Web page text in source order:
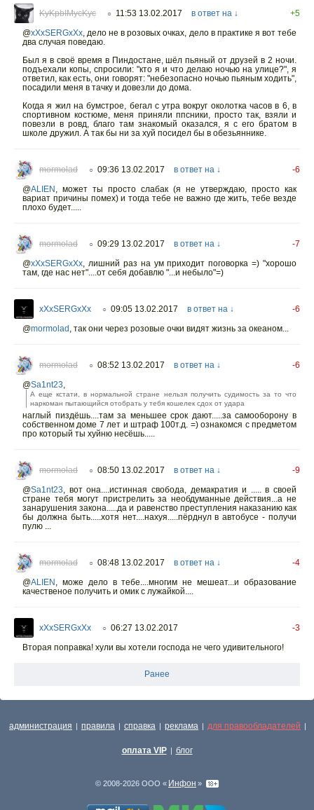
KyKpbIMycKyc ○ 11:53 13.02.2017 в ответ на ↓
+5
@xXxSERGxXx дело не в розовых очках, дело в практике я вот тебе
два случая поведаю.
Был я в своё время в Пиндостане, шёл пьяный от друзей в 2 ночи.
подъехали копы, спросили: "кто я и что делаю ночью на улице?", я
ответил, как есть, они говорят: "небезопасно ночью пьяным ходить",
посадили меня в тачку и довезли до дома.
Когда я жил на бумстрое, бегал с утра вокруг околотка часов в 6, в
спортивном костюме, меня приняли ппсники, просто так, взяли и
повезли в ровд, благо там знакомый оказался, я с его братом в
школе дружил. А так бы ни за хуй посидел бы в обезьяннике.
mormolad ○ 09:36 13.02.2017 в ответ на ↓
-6
@ALIEN
может ты просто слабак (я не утверждаю, просто как
вариат причины помех) и тогда тебе не важно где жить, тебе везде
плохо будет.....
mormolad ○ 09:29 13.02.2017 в ответ на ↓
-7
@xXxSERGxXx
лишний раз на ум приходит поговорка =) "хорошо
там, где нас нет"....от себя добавлю "...и небыло"=)
xXxSERGxXx ○ 09:05 13.02.2017 в ответ на ↓
-6
@mormolad так они через розовые очки видят жизнь за океаном...
mormolad ○ 08:52 13.02.2017 в ответ на ↓
-6
@Sa1nt23
А еще кстати, в нормальной стране нельзя получить судимость за то что
наркоман пытающийся отобрать у тебя кошелек сдох от удара
наглый пиздёшь....там за меньшее срок дают.....за самооборону в
собственном доме 7 лет и штраф 100т.д. =) ознакомся с предметом
про который ты хуйню несёшь.....
mormolad ○ 08:50 13.02.2017 в ответ на ↓
-9
@Sa1nt23
вот она....истинная свобода, демакратия и ..... в своей
стране тебя могут пристрелить за необдуманные действия...а не
занарушения закона.....да и равенство преступления наказанию как
бы должна быть.....хотя нет....нахуя.....пёрднул в автобусе - получи
пулю ...
mormolad ○ 08:48 13.02.2017 в ответ на ↓
-4
@ALIEN
може дело в тебе....многим не мешеат...и образование
качественое получить и омик с лужайкой....
xXxSERGxXx ○ 06:27 13.02.2017
-3
Вторая поправка! хули вы хотели господа не чего удивительного!
Ранее
администрация | правила | справка | реклама | для правообладателей |
оплата VIP | блог
© 2008-2026 ООО « Инфон »